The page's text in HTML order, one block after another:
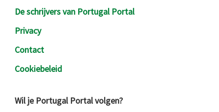
De schrijvers van Portugal Portal
Privacy
Contact
Cookiebeleid
Wil je Portugal Portal volgen?